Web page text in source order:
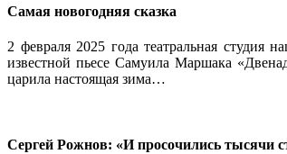
Самая новогодняя сказка
2 февраля 2025 года театральная студия
известной пьесе Самуила Маршака
царила настоящая зима…
Сергей Рожнов: «И просочились тысячи